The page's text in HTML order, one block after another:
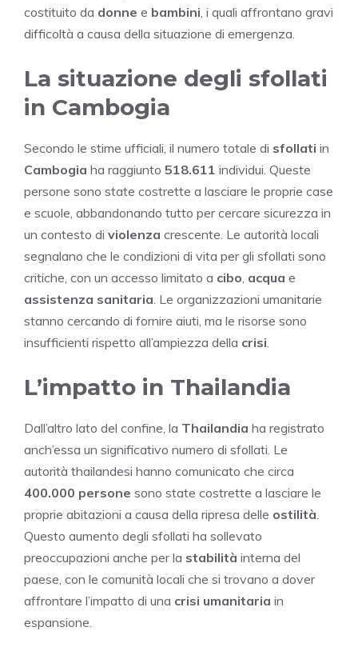
costituito da donne e bambini, i quali affrontano gravi
difficoltà a causa della situazione di emergenza.
La situazione degli sfollati
in Cambogia
Secondo le stime ufficiali, il numero totale di sfollati in
Cambogia ha raggiunto 518.611 individui. Queste
persone sono state costrette a lasciare le proprie case
e scuole, abbandonando tutto per cercare sicurezza in
un contesto di violenza crescente. Le autorità locali
segnalano che le condizioni di vita per gli sfollati sono
critiche, con un accesso limitato a cibo, acqua e
assistenza sanitaria. Le organizzazioni umanitarie
stanno cercando di fornire aiuti, ma le risorse sono
insufficienti rispetto all’ampiezza della crisi.
L’impatto in Thailandia
Dall’altro lato del confine, la Thailandia ha registrato
anch’essa un significativo numero di sfollati. Le
autorità thailandesi hanno comunicato che circa
400.000 persone sono state costrette a lasciare le
proprie abitazioni a causa della ripresa delle ostilità.
Questo aumento degli sfollati ha sollevato
preoccupazioni anche per la stabilità interna del
paese, con le comunità locali che si trovano a dover
affrontare l’impatto di una crisi umanitaria in
espansione.